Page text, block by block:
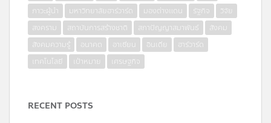
ภาวะผู้นำ
มหาวิทยาลัยฮาร์วาร์ด มองต่างแดน รัฐกิจ
วิจัย
สงคราม
สถาบันการสร้างชาติ สภาปัญญาสมาพันธ์
สังคม
สังคมความรู้
อนาคต อาเซียน อินเดีย
ฮาร์วาร์ด
เทคโนโลยี
เป้าหมาย เศรษฐกิจ
RECENT POSTS